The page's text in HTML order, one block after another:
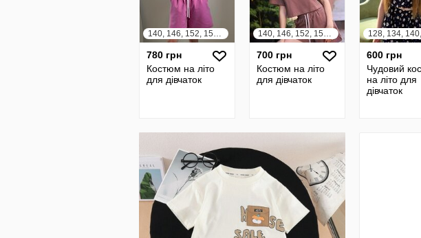
140, 146, 152, 158, 164
780 грн
Костюм на літо
для дівчаток
140, 146, 152, 158, 164
700 грн
Костюм на літо
для дівчаток
600 грн
Чудовий
на літо для
дівчаток